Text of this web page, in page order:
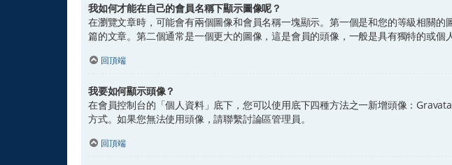
我如何才能在自己的會員名稱下顯示圖像呢？
在瀏覽文章時，可能會有兩個圖像和會員名稱一塊顯示。第一個是和您的等級相關
篇的文章。第二個通常是一個更大的圖像，這是會員的頭像，一般是具有獨特的或個人
回頂端
我要如何顯示頭像？
在會員控制台的「個人資料」底下，您可以使用底下四種方法之一新增頭像：
方式。如果您無法使用頭像，請聯繫討論區管理員。
回頂端